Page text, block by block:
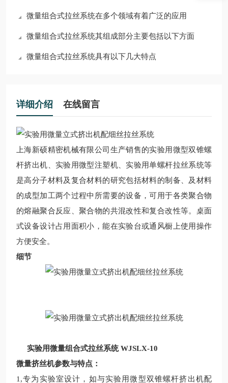
微量组合式拉丝系统在多个领域有着广泛的应用
微量组合式拉丝系统其组成部分主要包括以下方面
微量组合式拉丝系统具有以下几大特点
详细介绍 在线留言
上海新硕精密机械有限公司生产销售的实验用微型双锥螺
杆挤出机、 实验用微型注塑机、实验用单螺杆拉丝系统等
是高分子材料及复合材料的研究包括材料的制备、及材料
的成型加工两个过程中所需要的设备，可用于各类聚合物
的熔融聚合反应、聚合物的共混改性和复合改性等。桌面
式设备设计占用面积小，能在实验台或通风橱上使用操作
方便安全。
细节
实验用微量组合式拉丝系统 WJSLX-10
微量挤丝机参数与特点：
1,专为实验室设计，如与实验用微型双锥螺杆挤出机配